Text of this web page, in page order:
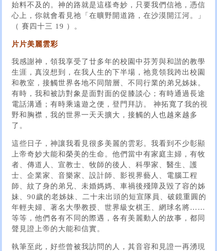
始料不及的。神的路就是這樣奇妙，只要我們信祂，憑信
心上，你就會看見祂「在曠野開道路，在沙漠開江河。」
（ 賽四十三 19 ）。
片片美麗雲彩
我感謝神，領我享受了廿多年的校園中芬芳與和諧的教學
生涯，真沒想到，在我人生的下半場，祂竟領我跨出校園
和教室，接觸世界各地不同階層、不同行業的弟兄姊妹。
有時，我和被訪對象是面對面的促膝談心；有時通過長途
電話溝通；有時乘遠遊之便，登門拜訪。 神拓寬了我的視
野和胸襟，我的世界一天天擴大，接觸的人也越來越多
了。
這些日子，神讓我看見很多美麗的雲彩。我看到不少彰顯
上帝奇妙大能和榮美的生命。他們當中有家庭主婦，有牧
者、傳道人、宣教士、牧師的後人、科學家、醫生、護
士、企業家、音樂家、設計師、影視界藝人、電腦工程
師、紋了身的弟兄、未婚媽媽、車禍後殘障及毀了容的姊
妹、90歲的老姊妹、二十未出頭的短宣隊員、破鏡重圓的
年輕夫婦、著名大學教授、世界級女棋王、網球名將……
等等，他們各有不同的際遇，各有美麗動人的故事，都同
聲見證上帝的大能和信實。
執筆至此，好些曾被我訪問的人，其音容和見證一再湧現